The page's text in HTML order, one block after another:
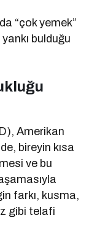
“çok yemek”
bulduğu
Amerikan
bireyin kısa
ve bu
farkı, kusma,
gibi telafi